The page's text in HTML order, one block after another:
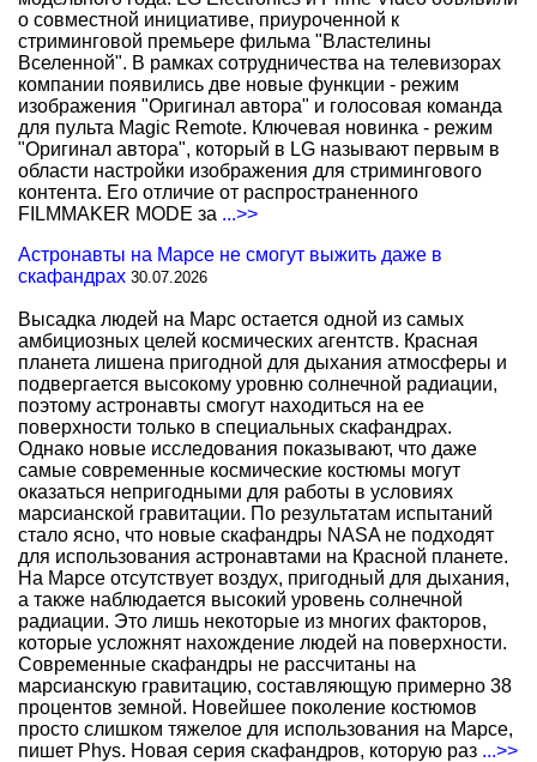
о совместной инициативе, приуроченной к
стриминговой премьере фильма "Властелины
Вселенной". В рамках сотрудничества на телевизорах
компании появились две новые функции - режим
изображения "Оригинал автора" и голосовая команда
для пульта Magic Remote. Ключевая новинка - режим
"Оригинал автора", который в LG называют первым в
области настройки изображения для стримингового
контента. Его отличие от распространенного
FILMMAKER MODE за ...>>
Астронавты на Марсе не смогут выжить даже в
скафандрах 30.07.2026
Высадка людей на Марс остается одной из самых
амбициозных целей космических агентств. Красная
планета лишена пригодной для дыхания атмосферы и
подвергается высокому уровню солнечной радиации,
поэтому астронавты смогут находиться на ее
поверхности только в специальных скафандрах.
Однако новые исследования показывают, что даже
самые современные космические костюмы могут
оказаться непригодными для работы в условиях
марсианской гравитации. По результатам испытаний
стало ясно, что новые скафандры NASA не подходят
для использования астронавтами на Красной планете.
На Марсе отсутствует воздух, пригодный для дыхания,
а также наблюдается высокий уровень солнечной
радиации. Это лишь некоторые из многих факторов,
которые усложнят нахождение людей на поверхности.
Современные скафандры не рассчитаны на
марсианскую гравитацию, составляющую примерно 38
процентов земной. Новейшее поколение костюмов
просто слишком тяжелое для использования на Марсе,
пишет Phys. Новая серия скафандров, которую раз ...>>